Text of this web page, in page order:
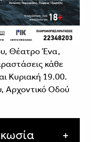
Θέατρο Ένα,
κάθε
Κυριακή 19.00.
Αρχοντικό Οδού